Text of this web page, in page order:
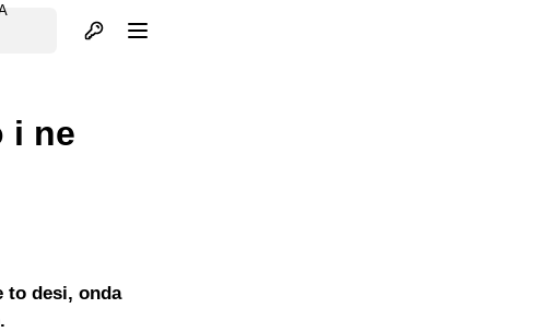
Otvori profil
i ne
to desi, onda